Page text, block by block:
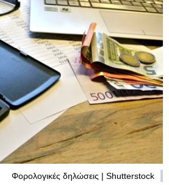
Φορολογικές δηλώσεις | Shutterstock